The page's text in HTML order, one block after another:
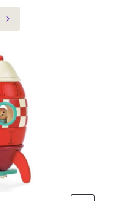
Następne produkty